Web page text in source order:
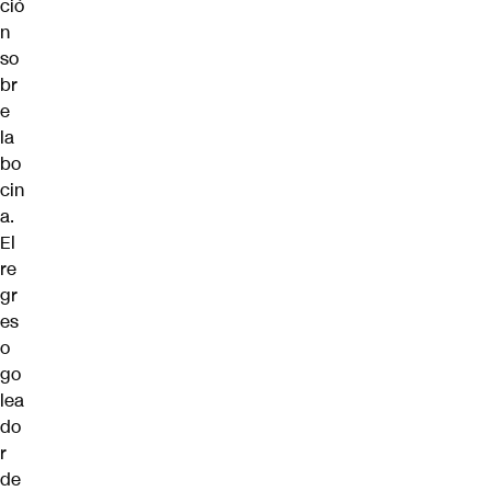
ció
n
so
br
e
la
bo
cin
a.
El
re
gr
es
o
go
lea
do
r
de